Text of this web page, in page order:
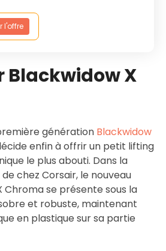
l'offre
Blackwidow X
génération Blackwidow
enfin à offrir un petit lifting
le plus abouti. Dans la
chez Corsair, le nouveau
Chroma se présente sous la
et robuste, maintenant
en plastique sur sa partie